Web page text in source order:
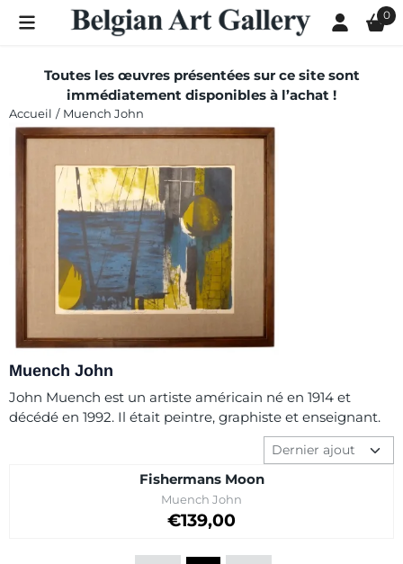
Les préférences de cookies sont actuellement fermées. 0
Toutes les œuvres présentées sur ce site sont
immédiatement disponibles à l’achat !
Accueil / Muench John
Muench John
John Muench est un artiste américain né en 1914 et
décédé en 1992. Il était peintre, graphiste et enseignant.
Méthode de tri
Fishermans Moon
Marque :
Muench John
Prix: 139,00
€139,00